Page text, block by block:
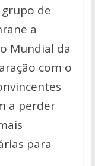
de
a
Mundial da
com o
a perder
para